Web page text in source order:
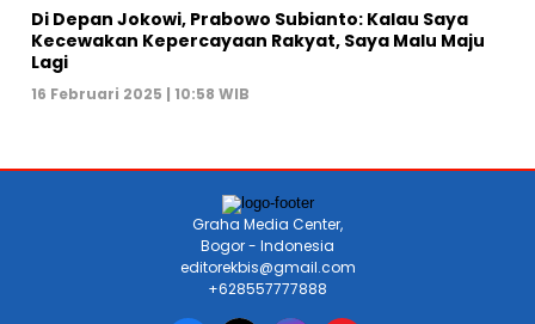
Di Depan Jokowi, Prabowo Subianto: Kalau Saya
Kecewakan Kepercayaan Rakyat, Saya Malu Maju
Lagi
16 Februari 2025 | 10:58 WIB
Graha Media Center,
Bogor - Indonesia
editorekbis@gmail.com
+628557777888